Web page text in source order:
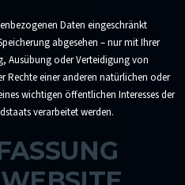
Daten eingeschränkt
abgesehen – nur mit Ihrer
Ausübung oder Verteidigung von
Rechte einer anderen natürlichen oder
wichtigen öffentlichen Interesses der
verarbeitet werden.